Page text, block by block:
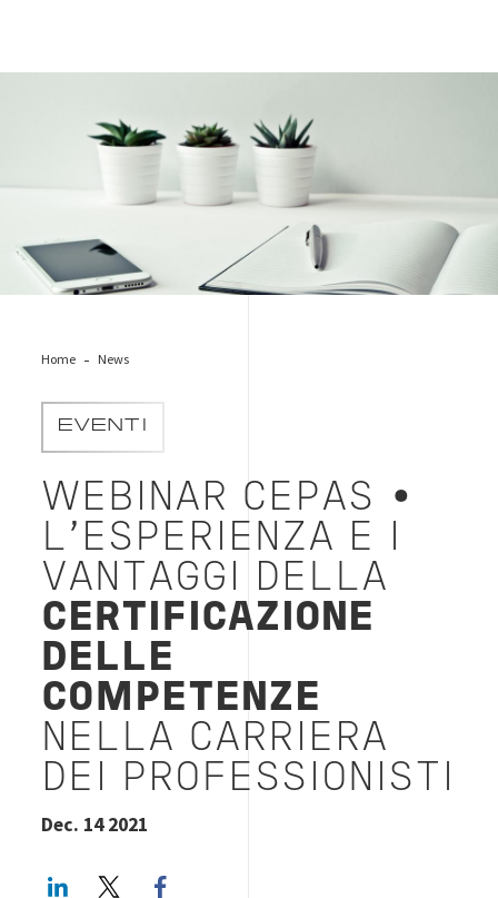
Home News
EVENTI
WEBINAR CEPAS •
L'ESPERIENZA E I
VANTAGGI DELLA
CERTIFICAZIONE
DELLE
COMPETENZE
NELLA CARRIERA
DEI PROFESSIONISTI
Dec. 14 2021
LinkedInTwitter